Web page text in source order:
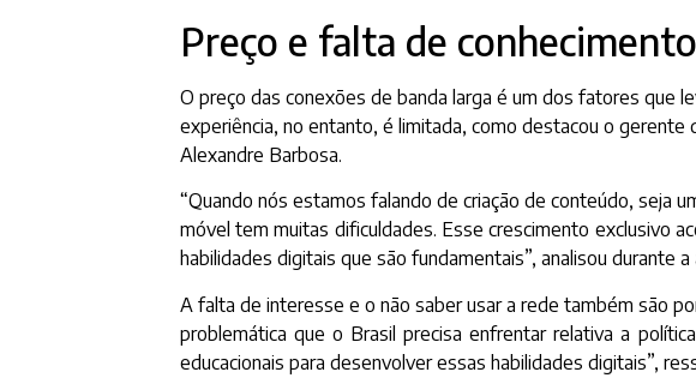
Preço e falta de conhecimento
O preço das conexões de banda larga é um dos fatores que
experiência, no entanto, é limitada, como destacou o gerente
Alexandre Barbosa.
“Quando nós estamos falando de criação de conteúdo, seja
móvel tem muitas dificuldades. Esse crescimento exclusivo
habilidades digitais que são fundamentais”, analisou durante
A falta de interesse e o não saber usar a rede também são
problemática que o Brasil precisa enfrentar relativa a
educacionais para desenvolver essas habilidades digitais”,